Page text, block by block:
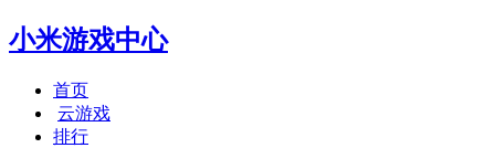
小米游戏中心
首页
云游戏
排行